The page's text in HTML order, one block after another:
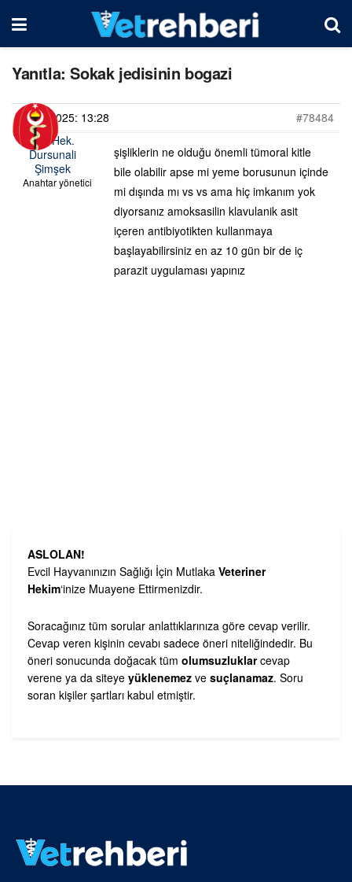
Yanıtla: Sokak jedisinin bogazi
23/03/2025: 13:28
#78484
Vet. Hek.
Dursunali
Şimşek
Anahtar yönetici
şişliklerin ne olduğu önemli tümoral kitle
bile olabilir apse mi yeme borusunun içinde
mi dışında mı vs vs ama hiç imkanım yok
diyorsanız amoksasilin klavulanik asit
içeren antibiyotikten kullanmaya
başlayabilirsiniz en az 10 gün bir de iç
parazit uygulaması yapınız
ASLOLAN!
Evcil Hayvanınızın Sağlığı İçin Mutlaka Veteriner
Hekim‘inize Muayene Ettirmenizdir.
Soracağınız tüm sorular anlattıklarınıza göre cevap verilir.
Cevap veren kişinin cevabı sadece öneri niteliğindedir. Bu
öneri sonucunda doğacak tüm olumsuzluklarcevap
verene ya da siteye yüklenemez ve suçlanamaz. Soru
soran kişiler şartları kabul etmiştir.